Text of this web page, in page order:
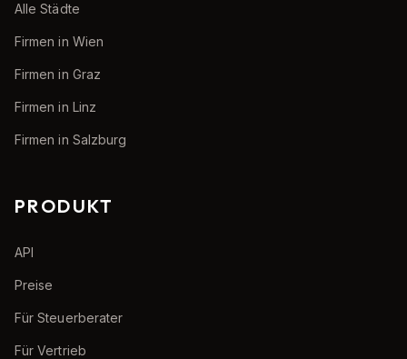
Alle Städte
Firmen in Wien
Firmen in Graz
Firmen in Linz
Firmen in Salzburg
PRODUKT
API
Preise
Für Steuerberater
Für Vertrieb